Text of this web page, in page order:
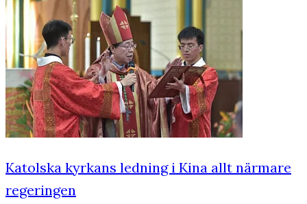
Katolska kyrkans ledning i Kina allt närmare
regeringen